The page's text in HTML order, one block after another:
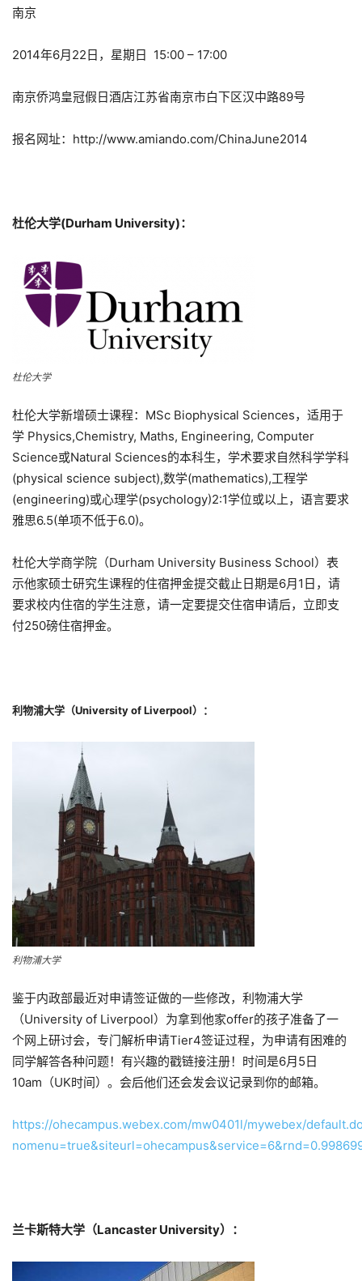
南京
2014年6月22日，星期日 15:00 – 17:00
南京侨鸿皇冠假日酒店江苏省南京市白下区汉中路89号
报名网址：http://www.amiando.com/ChinaJune2014
杜伦大学(Durham University)：
杜伦大学
杜伦大学新增硕士课程：MSc Biophysical Sciences，适用于
学 Physics,Chemistry, Maths, Engineering, Computer
Science或Natural Sciences的本科生，学术要求自然科学学科
(physical science subject),数学(mathematics),工程学
(engineering)或心理学(psychology)2:1学位或以上，语言要求
雅思6.5(单项不低于6.0)。
杜伦大学商学院（Durham University Business School）表
示他家硕士研究生课程的住宿押金提交截止日期是6月1日，请
要求校内住宿的学生注意，请一定要提交住宿申请后，立即支
付250磅住宿押金。
利物浦大学（University of Liverpool）：
利物浦大学
鉴于内政部最近对申请签证做的一些修改，利物浦大学
（University of Liverpool）为拿到他家offer的孩子准备了一
个网上研讨会，专门解析申请Tier4签证过程，为申请有困难的
同学解答各种问题！有兴趣的戳链接注册！时间是6月5日
10am（UK时间）。会后他们还会发会议记录到你的邮箱。
https://ohecampus.webex.com/mw0401l/mywebex/
兰卡斯特大学（Lancaster University）：